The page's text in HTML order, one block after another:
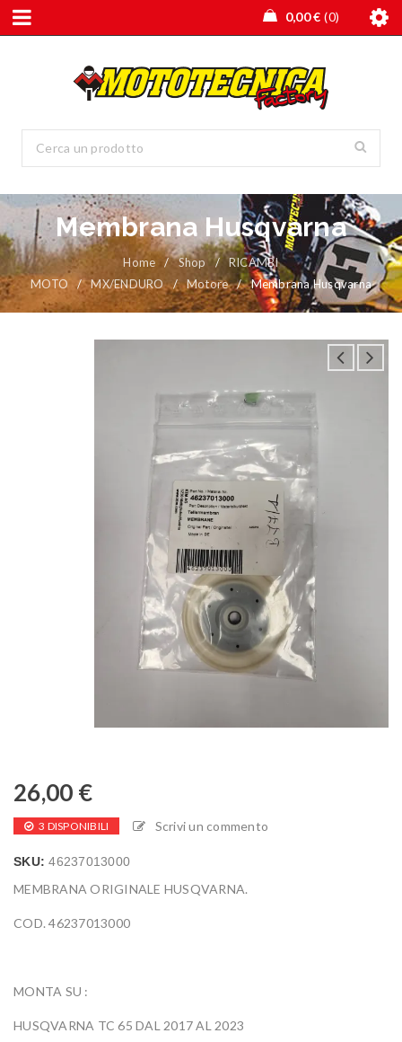
0,00€ 0
Membrana Husqvarna
Home / Shop /
RICAMBI
MOTO
/ MX/ENDURO / Motore / Membrana Husqvarna
26,00 €
3 DISPONIBILI Scrivi un commento
SKU:46237013000
MEMBRANA ORIGINALE HUSQVARNA.
COD. 46237013000
MONTA SU :
HUSQVARNA TC 65 DAL 2017 AL 2023